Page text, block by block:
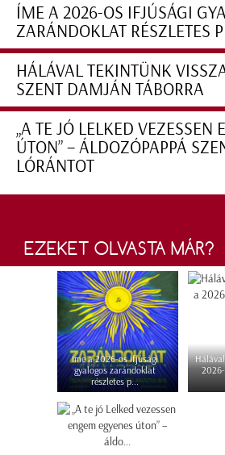
ÍME A 2026-OS IFJÚSÁGI
ZARÁNDOKLAT RÉSZLETES
HÁLÁVAL TEKINTÜNK
SZENT DAMJÁN TÁBORRA
„A TE JÓ LELKED VEZESSEN
ÚTON” – ÁLDOZÓPAPPÁ
LÓRÁNTOT
EZEKET OLVASTA MÁR?
Íme a 2026-os ifjúsági
gyalogos zarándoklat
részletes p...